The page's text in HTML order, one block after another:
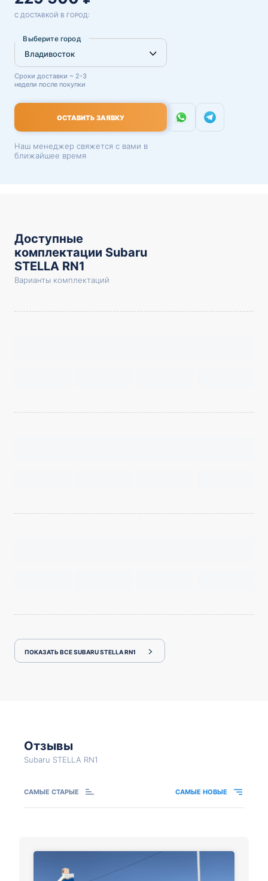
С ДОСТАВКОЙ В ГОРОД:
Выберите город
Сроки доставки ~ 2-3
недели после покупки
ОСТАВИТЬ ЗАЯВКУ
Наш менеджер свяжется с вами в
ближайшее время
Доступные
комплектации Subaru
STELLA RN1
Варианты комплектаций
ПОКАЗАТЬ ВСЕ SUBARU STELLA RN1
Отзывы
Subaru STELLA RN1
САМЫЕ СТАРЫЕ САМЫЕ НОВЫЕ